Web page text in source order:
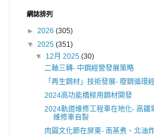
網誌排列
► 2026 (305)
▼ 2025 (351)
▼ 12月 2025(30)
二軸三轉- 中鋼經營發展策略
「再生鋼材」技術發展- 廢鋼循環
2024高功能橋樑用鋼材開發
2024軌道維修工程車在地化- 高鐵
維修車自製
肉圓文化節在屏東- 南蒸煮、北油